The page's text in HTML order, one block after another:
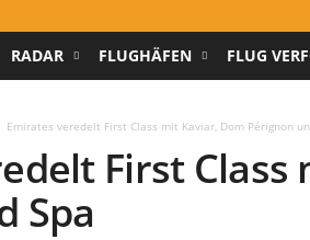
RADAR FLUGHÄFEN FLUG
Emirates veredelt First Class mit Kaviar, Dom Pérignon
First Class
Spa